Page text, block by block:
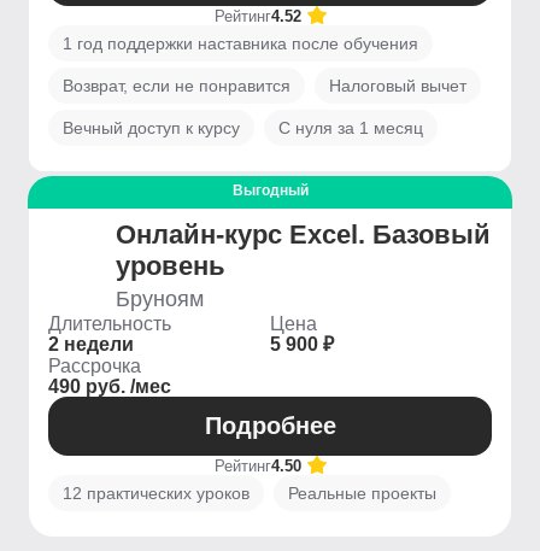
Рейтинг4.52
1 год поддержки наставника после обучения
Возврат, если не понравится Налоговый вычет
Вечный доступ к курсу С нуля за 1 месяц
Выгодный
Онлайн-курс Excel. Базовый
уровень
Бруноям
Длительность
2 недели
Цена
5 900 ₽
Рассрочка
490 руб. /мес
Подробнее
Рейтинг4.50
12 практических уроков Реальные проекты